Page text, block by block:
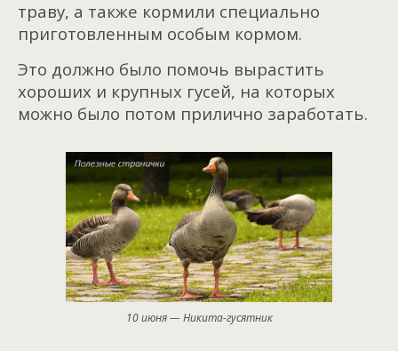
траву, а также кормили специально
приготовленным особым кормом.
Это должно было помочь вырастить
хороших и крупных гусей, на которых
можно было потом прилично заработать.
10 июня — Никита-гусятник